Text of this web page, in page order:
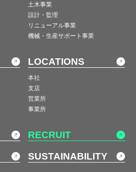
土木事業
設計・監理
リニューアル事業
機械・生産サポート事業
LOCATIONS
本社
支店
営業所
事業所
RECRUIT
SUSTAINABILITY